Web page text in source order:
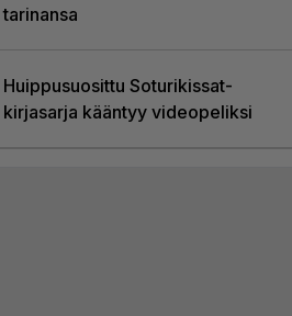
tarinansa
Huippusuosittu Soturikissat-
kirjasarja kääntyy videopeliksi